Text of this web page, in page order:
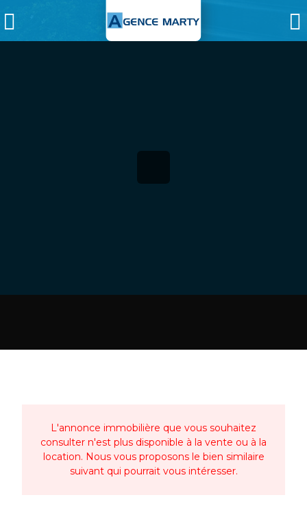
L'annonce immobilière que vous souhaitez
consulter n'est plus disponible à la vente ou à la
location. Nous vous proposons le bien similaire
suivant qui pourrait vous intéresser.